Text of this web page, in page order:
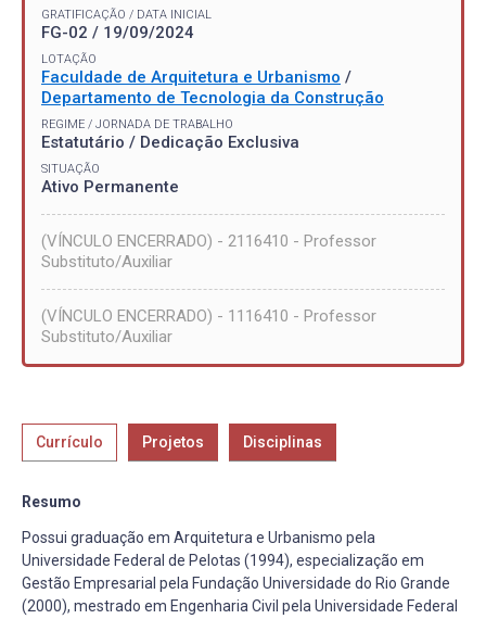
GRATIFICAÇÃO / DATA INICIAL
FG-02 / 19/09/2024
LOTAÇÃO
Faculdade de Arquitetura e Urbanismo /
Departamento de Tecnologia da Construção
REGIME / JORNADA DE TRABALHO
Estatutário / Dedicação Exclusiva
SITUAÇÃO
Ativo Permanente
(VÍNCULO ENCERRADO) - 2116410 - Professor
Substituto/Auxiliar
(VÍNCULO ENCERRADO) - 1116410 - Professor
Substituto/Auxiliar
Currículo Projetos Disciplinas
Resumo
Possui graduação em Arquitetura e Urbanismo pela
Universidade Federal de Pelotas (1994), especialização em
Gestão Empresarial pela Fundação Universidade do Rio Grande
(2000), mestrado em Engenharia Civil pela Universidade Federal